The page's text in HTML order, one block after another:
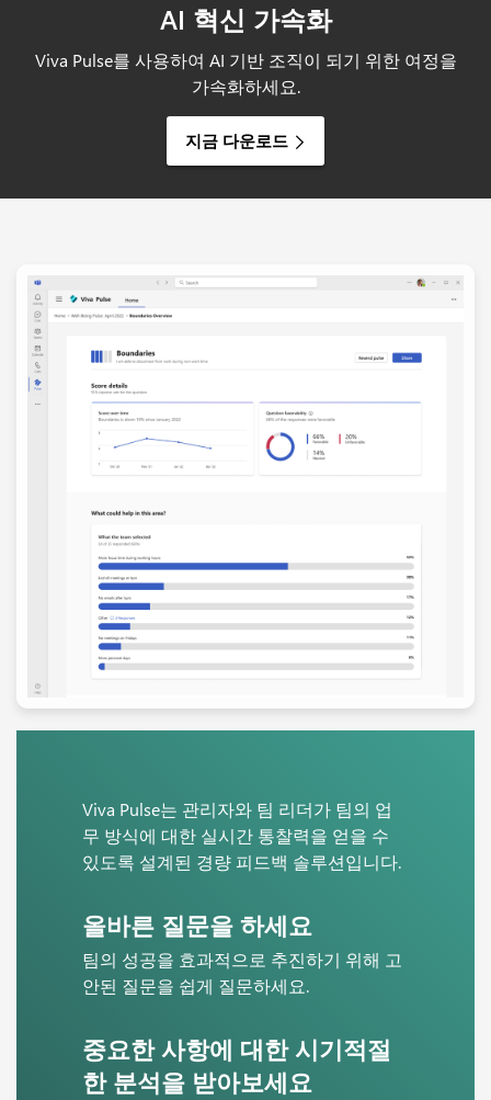
AI 혁신 가속화
Viva Pulse를 사용하여 AI 기반 조직이 되기 위한 여정을
가속화하세요.
지금 다운로드
Viva Pulse는 관리자와 팀 리더가 팀의 업
무 방식에 대한 실시간 통찰력을 얻을 수
있도록 설계된 경량 피드백 솔루션입니다.
올바른 질문을 하세요
팀의 성공을 효과적으로 추진하기 위해 고
안된 질문을 쉽게 질문하세요.
중요한 사항에 대한 시기적절
한 분석을 받아보세요